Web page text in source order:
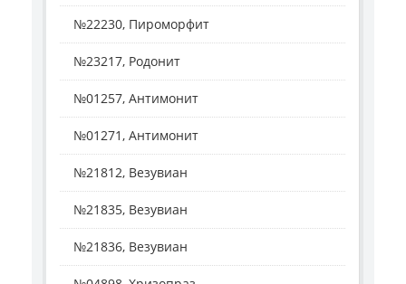
№22230, Пироморфит
№23217, Родонит
№01257, Антимонит
№01271, Антимонит
№21812, Везувиан
№21835, Везувиан
№21836, Везувиан